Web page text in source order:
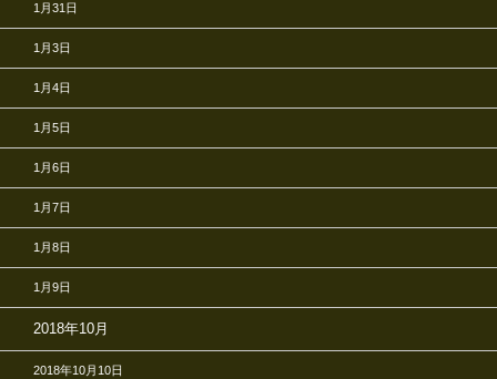
1月31日
1月3日
1月4日
1月5日
1月6日
1月7日
1月8日
1月9日
2018年10月
2018年10月10日